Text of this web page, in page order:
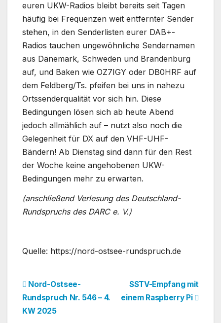
euren UKW-Radios bleibt bereits seit Tagen
häufig bei Frequenzen weit entfernter Sender
stehen, in den Senderlisten eurer DAB+-
Radios tauchen ungewöhnliche Sendernamen
aus Dänemark, Schweden und Brandenburg
auf, und Baken wie OZ7IGY oder DB0HRF auf
dem Feldberg/Ts. pfeifen bei uns in nahezu
Ortssenderqualität vor sich hin. Diese
Bedingungen lösen sich ab heute Abend
jedoch allmählich auf – nutzt also noch die
Gelegenheit für DX auf den VHF-UHF-
Bändern! Ab Dienstag sind dann für den Rest
der Woche keine angehobenen UKW-
Bedingungen mehr zu erwarten.
(anschließend Verlesung des Deutschland-
Rundspruchs des DARC e. V.)
Quelle: https://nord-ostsee-rundspruch.de
BeitragsnavigationSSTV-Empfang mit
einem Raspberry Pi
Nord-Ostsee-
Rundspruch Nr. 546 – 4.
KW 2025